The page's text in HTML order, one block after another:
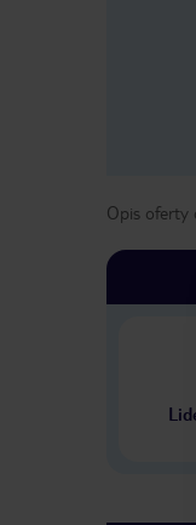
Opis oferty